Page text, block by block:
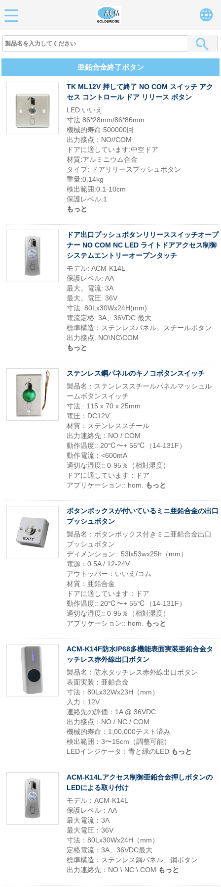
亜鉛合金終了ボタン
TK ML12V 押して終了 NO COM スイッチ アク
セス コントロール ドア リリース ボタン
LED:いいえ
寸法:86*28mm/86*86mm
機械的寿命:500000回
出力接点：NO//COM
ドアに適しています:中空ドア
材質:アルミニウム合金
タイプ: ドアリリースプッシュボタン
重量:0.14kg
検出範囲:0.1-10cm
保護レベル:1
もっと
ドア出口プッシュボタンリリーススイッチオープ
ナー NO COM NC LED ライトドアアクセス制御
システムエントリーオープンタッチ
モデル: ACM-K14L
保護レベル: AA
最大。電流: 3A
最大。電圧: 36V
寸法: 80Lx30Wx24H(mm)
電流定格: 3A、36VDC 最大
標準構造：ステンレスパネル、スチールボタン
出力接点: NO\NC\COM
もっと
ステンレス鋼パネルのキノコボタンスイッチ
製品名：ステンレススチールパネルマッシュル
ームボタンスイッチ
寸法:: 115 x 70 x 25mm
電圧：DC12V
材質：ステンレススチール
出力連絡先：NO / COM
動作温度:: 20℃〜+ 55℃（14-131F）
動作電流：<600mA
適切な湿度:: 0-95％（相対湿度）
ドアに適しています：ドア
アプリケーション:: hom.
もっと
ボタンボックスが付いているミニ亜鉛合金の出口
プッシュボタン
製品名：ボタンボックス付きミニ亜鉛合金出口
プッシュボタン
ディメンション:: 53lx53wx25h（mm）
電源：0.5A / 12-24V
アウトッパー：いいえ/コム
材質：亜鉛合金
ドアに適しています：ドア
動作温度:: 20℃〜+ 55℃（14-131F）
適切な湿度:: 0-95％（相対湿度）
アプリケーション:: hom.
もっと
ACM-K14F防水IP68多機能表面実装亜鉛合金タ
ッチレス赤外線出口ボタン
製品名：防水タッチレス赤外線出口ボタン
表面実装：亜鉛合金
寸法：80Lx32Wx23H（mm）
入力：12V
連絡先の評価：1A @ 36VDC
出力接点：NO / NC / COM
機械的寿命：1,00,000テスト済み
検出範囲：3〜15cm（調整可能）
LEDインジケータ：青と緑のLED もっと
ACM-K14Lアクセス制御亜鉛合金押しボタンの
LEDによる取り付け
モデル：ACM-K14L
保護レベル：AA
最大電流：3A
最大電圧：36V
寸法：80Lx30Wx24H（mm）
定格電流：3A、36VDC最大
標準構造：ステンレス鋼パネル、鋼ボタン
出力連絡先：NO \ NC \ COM もっと